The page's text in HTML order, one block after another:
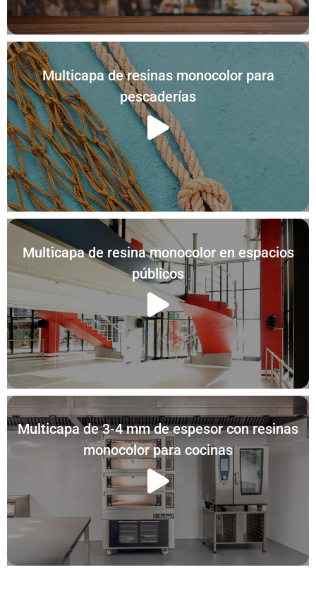
Multicapa de resinas monocolor para
pescaderías
Multicapa de resina monocolor en espacios
públicos
Multicapa de 3-4 mm de espesor con resinas
monocolor para cocinas